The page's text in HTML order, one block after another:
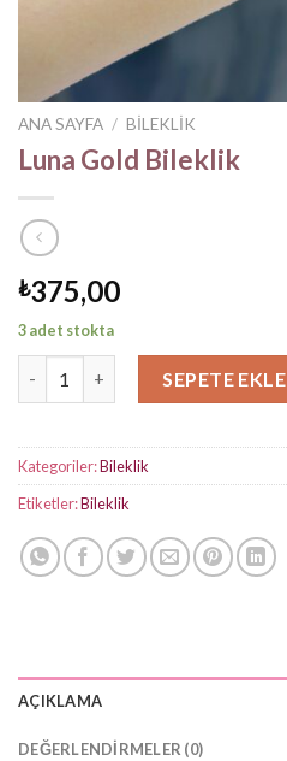
ANA SAYFA / BILEKLIK
Luna Gold Bileklik
₺375,00
3 adet stokta
SEPETE EKLE
Kategoriler:Bileklik
Etiketler:Bileklik
AÇIKLAMA
DEĞERLENDIRMELER (0)